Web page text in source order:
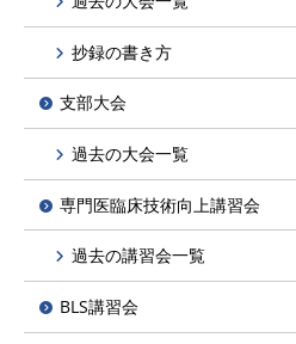
抄録の書き方
支部大会
過去の大会一覧
専門医臨床技術向上講習会
過去の講習会一覧
BLS講習会